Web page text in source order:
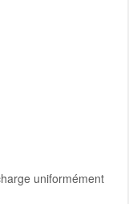
uniformément